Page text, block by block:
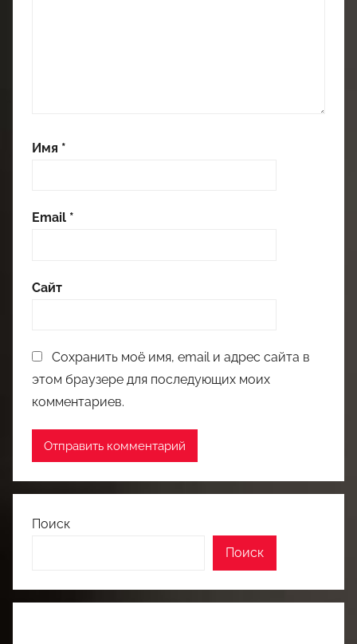
Имя *
Email *
Сайт
Сохранить моё имя, email и адрес сайта в
этом браузере для последующих моих
комментариев.
Поиск
Поиск